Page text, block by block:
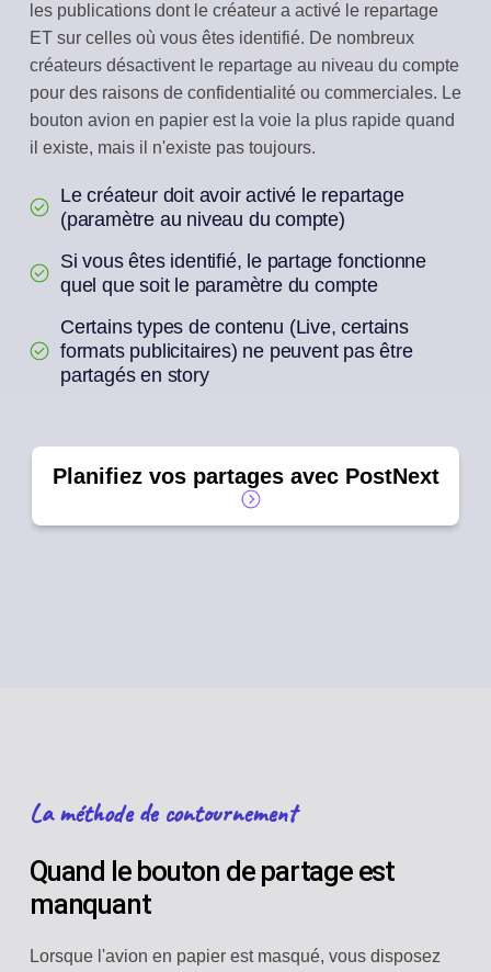
les publications dont le créateur a activé le repartage
ET sur celles où vous êtes identifié. De nombreux
créateurs désactivent le repartage au niveau du compte
pour des raisons de confidentialité ou commerciales. Le
bouton avion en papier est la voie la plus rapide quand
il existe, mais il n'existe pas toujours.
Le créateur doit avoir activé le repartage
(paramètre au niveau du compte)
Si vous êtes identifié, le partage fonctionne
quel que soit le paramètre du compte
Certains types de contenu (Live, certains
formats publicitaires) ne peuvent pas être
partagés en story
Planifiez vos partages avec PostNext
La méthode de contournement
Quand le bouton de partage est
manquant
Lorsque l'avion en papier est masqué, vous disposez